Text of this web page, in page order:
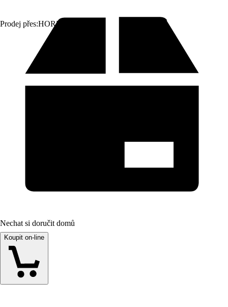
Prodej přes:HORNBACH
Nechat si doručit domů
Koupit on-line